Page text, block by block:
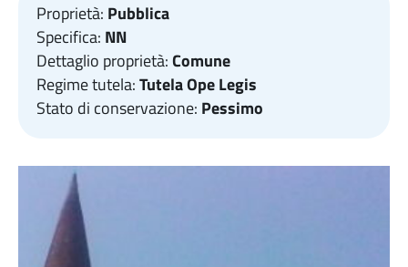
Proprietà: Pubblica
Specifica: NN
Dettaglio proprietà:Comune
Regime tutela:Tutela Ope Legis
Stato di conservazione: Pessimo